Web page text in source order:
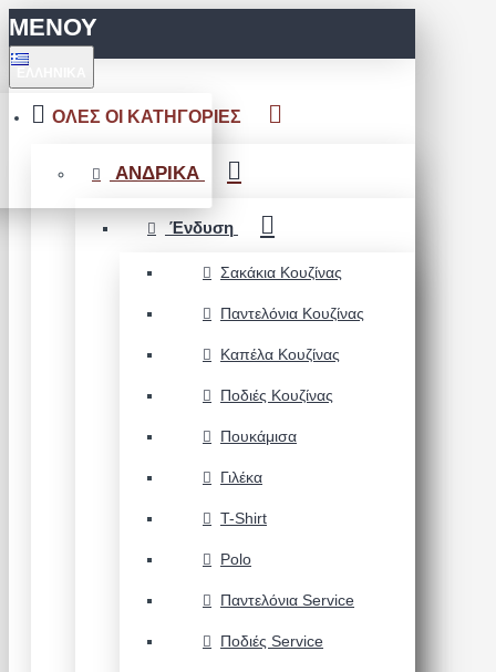
ΜΕΝΟΥ
ΟΛΕΣ ΟΙ ΚΑΤΗΓΟΡΙΕΣ
ΑΝΔΡΙΚΑ
Ένδυση
Σακάκια Κουζίνας
Παντελόνια Κουζίνας
Καπέλα Κουζίνας
Ποδιές Κουζίνας
Πουκάμισα
Γιλέκα
T-Shirt
Polo
Παντελόνια Service
Ποδιές Service